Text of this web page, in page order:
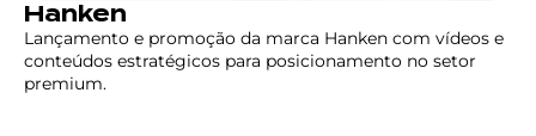
Hanken
Lançamento e promoção da marca Hanken com vídeos e
conteúdos estratégicos para posicionamento no setor
premium.